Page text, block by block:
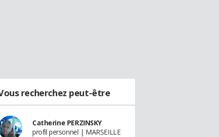
recherchez peut-être
Catherine PERZINSKY
profil personnel | MARSEILLE